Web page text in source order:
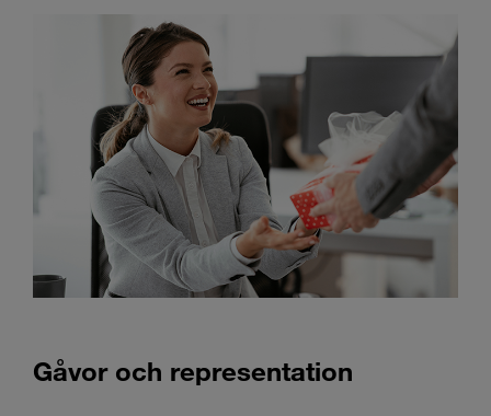
Gåvor och representation